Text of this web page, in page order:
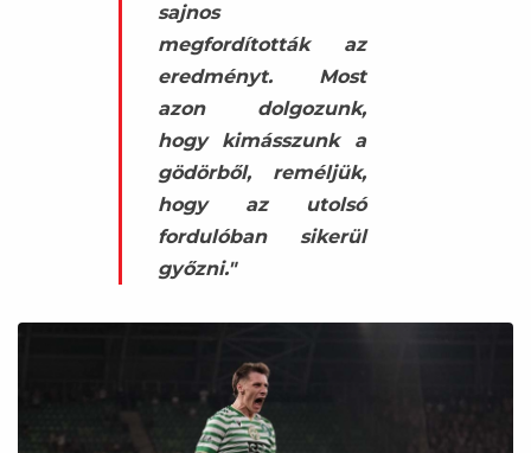
sajnos
megfordították az
eredményt. Most
azon dolgozunk,
hogy kimásszunk a
gödörből, reméljük,
hogy az utolsó
fordulóban sikerül
győzni."